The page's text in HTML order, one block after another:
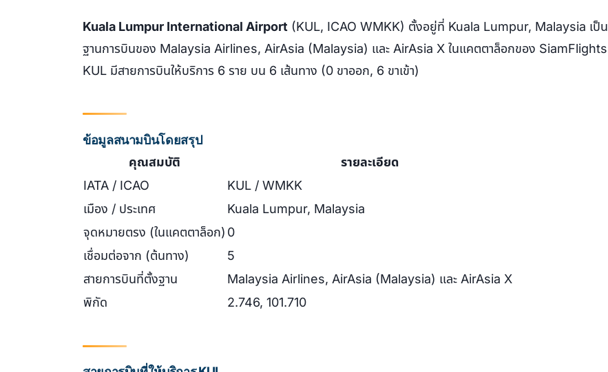
Kuala Lumpur International Airport (KUL, ICAO WMKK) ตั้งอยู่ที่ Kuala Lumpur, Malaysia เป็น
ฐานการบินของ Malaysia Airlines, AirAsia (Malaysia) และ AirAsia X ในแคตตาล็อกของ SiamFlights
KUL มีสายการบินให้บริการ 6 ราย บน 6 เส้นทาง (0 ขาออก, 6 ขาเข้า)
ข้อมูลสนามบินโดยสรุป
คุณสมบัติ
รายละเอียด
IATA / ICAO
KUL / WMKK
เมือง / ประเทศ
Kuala Lumpur, Malaysia
จุดหมายตรง (ในแคตตาล็อก) 0
เชื่อมต่อจาก (ต้นทาง)
5
สายการบินที่ตั้งฐาน
Malaysia Airlines, AirAsia (Malaysia) และ AirAsia X
พิกัด
2.746, 101.710